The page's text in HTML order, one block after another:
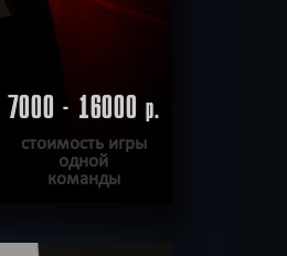
7000 - 16000р.
стоимость игры
одной
команды